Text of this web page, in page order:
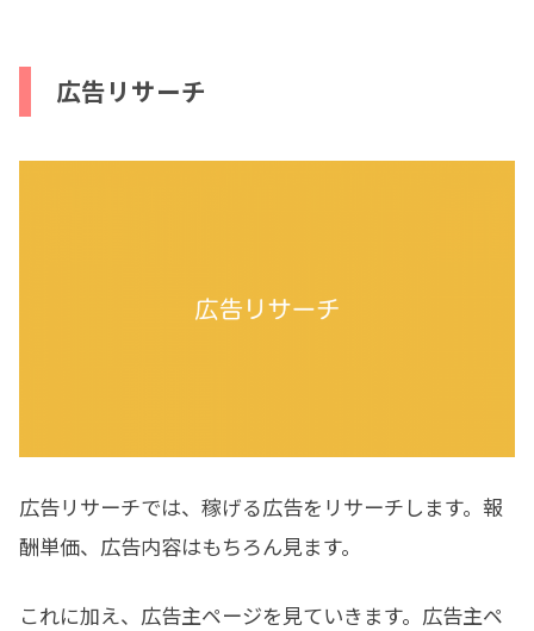
広告リサーチ
広告リサーチでは、稼げる広告をリサーチします。報
酬単価、広告内容はもちろん見ます。
これに加え、広告主ページを見ていきます。広告主ペ